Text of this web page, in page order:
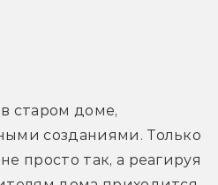
старом доме,
созданиями. Только
просто так, а реагируя